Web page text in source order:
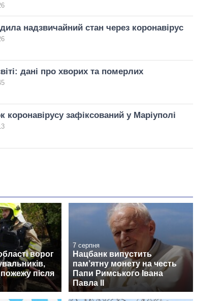
надзвичайний стан через коронавірус
дані про хворих та померлих
коронавірусу зафіксований у Маріуполі
ворог
після
7 серпня
Нацбанк випустить
пам’ятну монету на честь
Папи Римського Івана
Павла II